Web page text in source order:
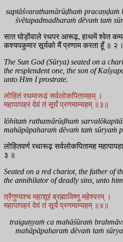
saptāśvarathamārūḍhaṁ pracaṇḍaṁ
śvētapadmadharaṁ dēvaṁ taṁ
सात घोड़ोंवाले रथपर आरूढ़, हाथमें श्वेत
कश्यपकुमार सूर्यको मैं प्रणाम करता हूँ ॥ २
The Sun God (Sūrya) seated on a
the resplendent one, the son of
unto Him I prostrate.
लोहितं रथमारूढं सर्वलोकपितामहम् ।
महापापहरं देवं तं सूर्यं प्रणमाम्यहम् ॥३॥
lōhitaṁ rathamārūḍhaṁ
mahāpāpaharaṁ dēvaṁ taṁ sūryaṁ
लोहितवर्ण रथारूढ़ सर्वलोकपितामह
३ ॥
Seated on a red chariot, the father of
the annihilator of deadly sins, unto
त्रैगुण्यश्च महाशूरं ब्रह्माविष्णु महेश्वरम् ।
महापापहरं देवं तं सूर्यं प्रणमाम्यहम् ॥४॥
traiguṇyaṁ ca mahāśūraṁ
mahāpāpaharaṁ dēvaṁ taṁ